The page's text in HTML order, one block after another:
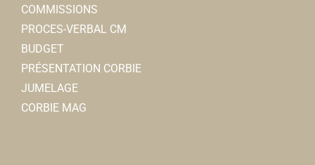
COMMISSIONS
PROCES-VERBAL CM
BUDGET
PRÉSENTATION CORBIE
JUMELAGE
CORBIE MAG